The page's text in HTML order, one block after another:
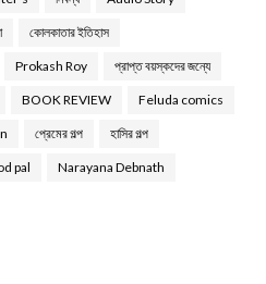
কোলকাতার ইতিহাস
Prokash Roy প্রাপ্ত বয়স্কদের জন্যে
BOOK REVIEW Feluda comics
প্রেমের গল্প হাসির গল্প
pal Narayana Debnath